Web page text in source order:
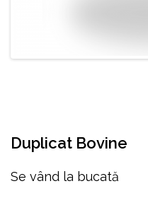
Duplicat Bovine
Se vând la bucată